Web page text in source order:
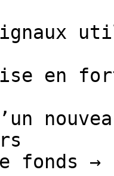
en
fonds →